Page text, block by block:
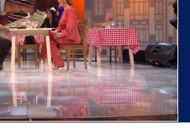
Bogorodice danas iz